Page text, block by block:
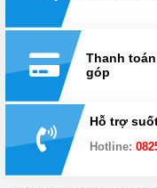
Thanh
góp
Hỗ trợ
Hotline: